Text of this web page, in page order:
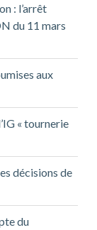
: l’arrêt
du 11 mars
aux
« tournerie
décisions de
du